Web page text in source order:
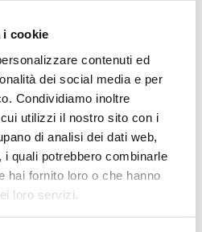
i cookie
contenuti ed
dei social media e per
Condividiamo inoltre
utilizzi il nostro sito con i
di analisi dei dati web,
quali potrebbero combinarle
hai fornito loro o che hanno
loro servizi.
1,5kg
NOVITÀ